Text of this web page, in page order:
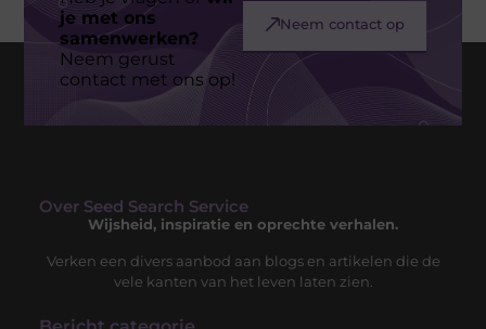
je met ons
samenwerken?
Neem gerust
contact met ons op!
Neem contact op
Over Seed Search Service
Wijsheid, inspiratie en oprechte verhalen.
Verken een divers aanbod aan blogs en artikelen die de
vele kanten van het leven laten zien.